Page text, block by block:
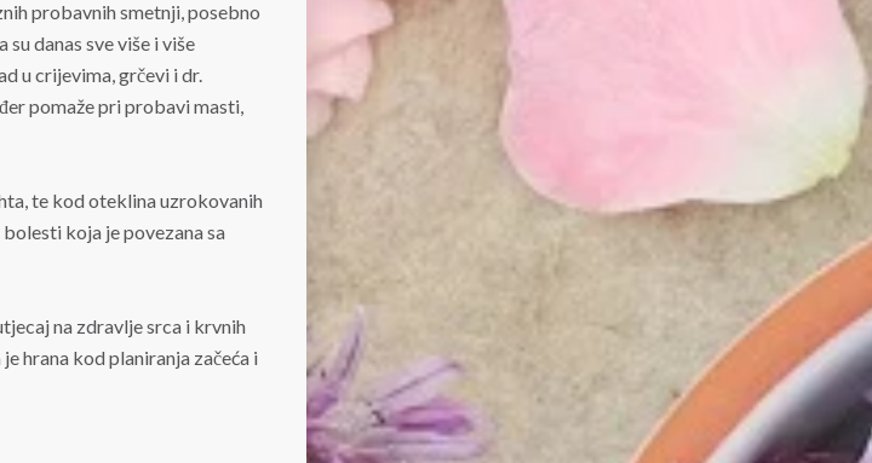
probavnih smetnji, posebno
danas sve više i više
u crijevima, grčevi i dr.
pomaže pri probavi masti,
te kod oteklina uzrokovanih
koja je povezana sa
na zdravlje srca i krvnih
hrana kod planiranja začeća i